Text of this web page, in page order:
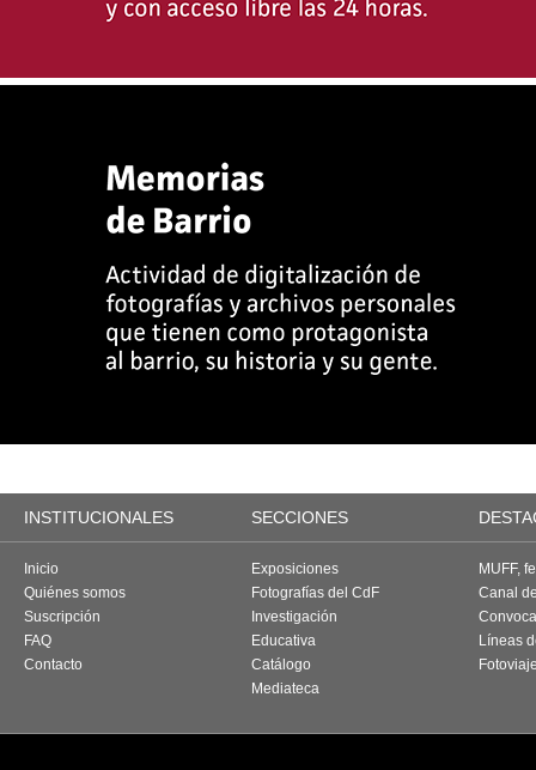
INSTITUCIONALES SECCIONES
Inicio
Quiénes somos
Suscripción
FAQ
Contacto
Exposiciones
Fotografías del CdF
Investigación
Educativa
Catálogo
Mediateca
MUFF,
Canal
Líneas